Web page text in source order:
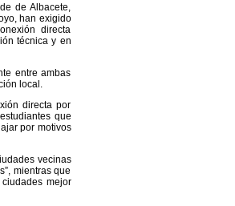
de Albacete,
han exigido
directa
técnica y en
entre ambas
local.
directa por
que
por motivos
vecinas
mientras que
mejor